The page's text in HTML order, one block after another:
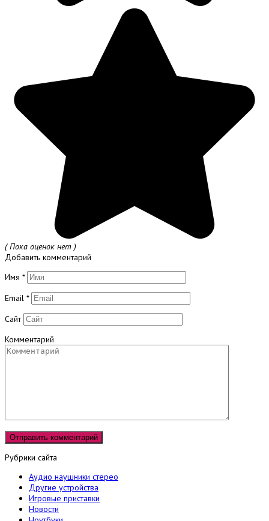
( Пока оценок нет )
Добавить комментарий
Имя *
Email *
Сайт
Комментарий
Рубрики сайта
Аудио наушники стерео
Другие устройства
Игровые приставки
Новости